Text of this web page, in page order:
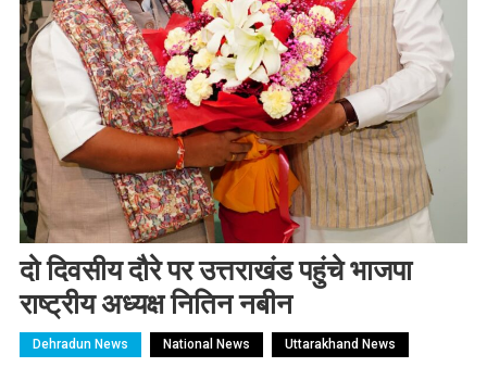
दो दिवसीय दौरे पर उत्तराखंड पहुंचे भाजपा
राष्ट्रीय अध्यक्ष नितिन नबीन
Dehradun News National News Uttarakhand News